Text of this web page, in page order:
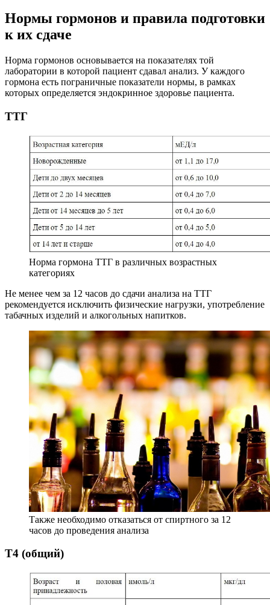
Нормы гормонов и правила подготовки
к их сдаче
Норма гормонов основывается на показателях той
лаборатории в которой пациент сдавал анализ. У каждого
гормона есть пограничные показатели нормы, в рамках
которых определяется эндокринное здоровье пациента.
ТТГ
Норма гормона ТТГ в различных возрастных
категориях
Не менее чем за 12 часов до сдачи анализа на ТТГ
рекомендуется исключить физические нагрузки, употребление
табачных изделий и алкогольных напитков.
Также необходимо отказаться от спиртного за 12
часов до проведения анализа
Т4 (общий)